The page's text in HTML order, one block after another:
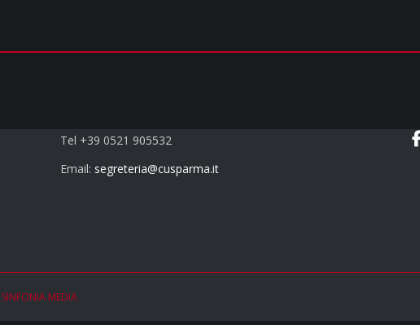
Tel +39 0521 905532
Email: segreteria@cusparma.it
SINFONIA MEDIA